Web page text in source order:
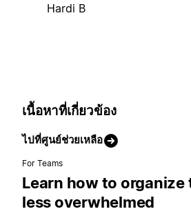
Hardi B
เนื้อหาที่เกี่ยวข้อง
ไปที่ศูนย์ช่วยเหลือ
For Teams
Learn how to organize
less overwhelmed